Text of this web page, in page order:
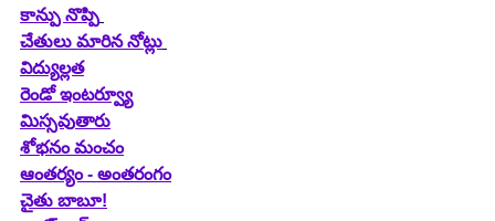
కాన్పు నొప్పి
చేతులు మారిన నోట్లు
విద్యుల్లత
రెండో ఇంటర్వ్యూ
మిస్సవుతారు
శోభనం మంచం
ఆంతర్యం - అంతరంగం
చైతు బాబూ!